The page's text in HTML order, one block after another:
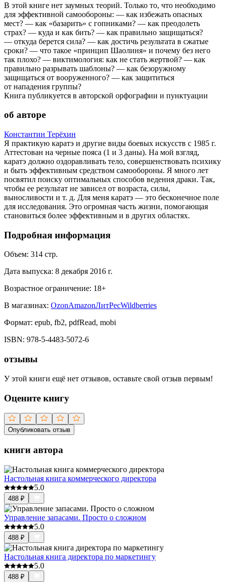
В этой книге нет заумных теорий. Только то, что необходимо
для эффективной самообороны: — как избежать опасных
мест? — как «базарить» с гопниками? — как преодолеть
страх? — куда и как бить? — как правильно защищаться?
— откуда берется сила? — как достичь результата в сжатые
сроки? — что такое «принцип Шаолиня» и почему без него
так плохо? — виктимология: как не стать жертвой? — как
правильно разрывать шаблоны? — как безоружному
защищаться от вооруженного? — как защититься
от нападения группы?
Книга публикуется в авторской орфографии и пунктуации
об авторе
Константин Терёхин
Я практикую каратэ и другие виды боевых искусств с 1985 г.
Аттестован на черные пояса (1 и 3 даны). На мой взгляд,
каратэ должно оздоравливать тело, совершенствовать психику
и быть эффективным средством самообороны. Я много лет
посвятил поиску оптимальных способов ведения драки. Так,
чтобы ее результат не зависел от возраста, силы,
выносливости и т. д. Для меня каратэ — это бесконечное поле
для исследования. Это огромная часть жизни, помогающая
становиться более эффективным и в других областях.
Подробная информация
Объем: 314 стр.
Дата выпуска: 8 декабря 2016 г.
Возрастное ограничение: 18+
В магазинах: OzonAmazonЛитРесWildberries
Формат: epub, fb2, pdfRead, mobi
ISBN: 978-5-4483-5072-6
отзывы
У этой книги ещё нет отзывов, оставьте свой отзыв первым!
Оцените книгу
Опубликовать отзыв
книги автора
Настольная книга коммерческого директора
5.0
488 ₽
Управление запасами. Просто о сложном
5.0
488 ₽
Настольная книга директора по маркетингу
5.0
488 ₽